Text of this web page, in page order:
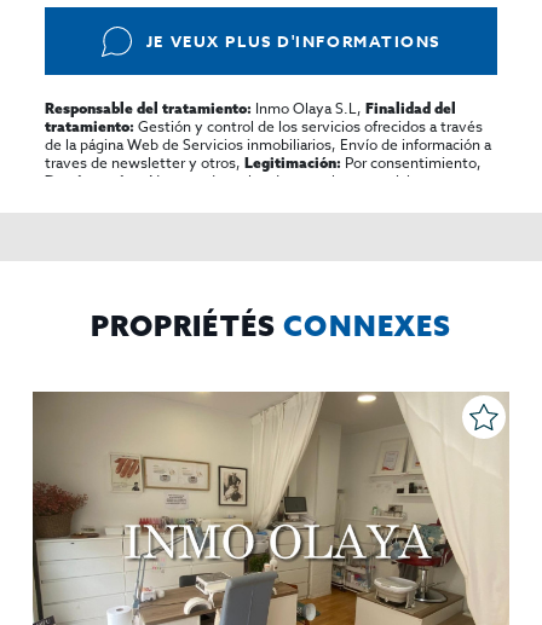
JE VEUX PLUS D'INFORMATIONS
Responsable del tratamiento: Inmo Olaya S.L,Finalidad del
tratamiento: Gestión y control de los servicios ofrecidos a través
de la página Web de Servicios inmobiliarios, Envío de información a
traves de newsletter y otros,Legitimación: Por consentimiento,
Destinatarios:
No se cederan los datos, salvo para elaborar
rectificar y suprimir los datos, solicitar la portabilidad de los
PROPRIÉTÉS CONNEXES